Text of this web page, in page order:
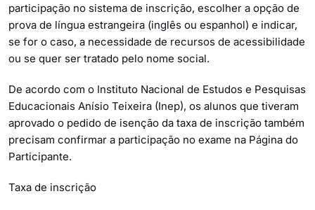
participação no sistema de inscrição, escolher a opção de
prova de língua estrangeira (inglês ou espanhol) e indicar,
se for o caso, a necessidade de recursos de acessibilidade
ou se quer ser tratado pelo nome social.
De acordo com o Instituto Nacional de Estudos e Pesquisas
Educacionais Anísio Teixeira (Inep), os alunos que tiveram
aprovado o pedido de isenção da taxa de inscrição também
precisam confirmar a participação no exame na Página do
Participante.
Taxa de inscrição